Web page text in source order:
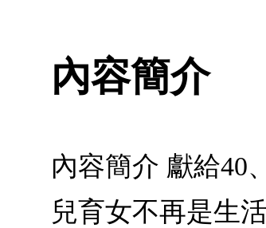
內容簡介
內容簡介 獻給40
兒育女不再是生